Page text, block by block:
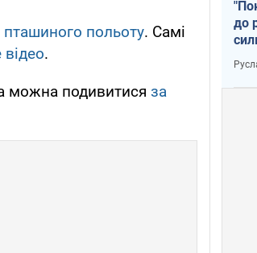
польоту. Самі
.
можна подивитися за
до